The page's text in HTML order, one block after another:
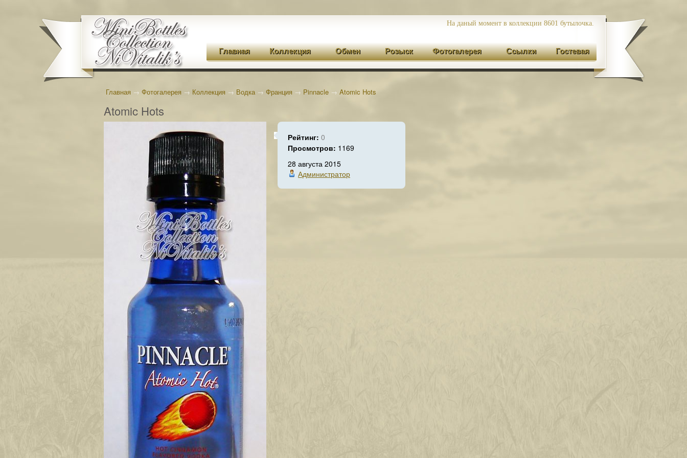
На даный момент в коллекции 8601 бутылочка.
Главная Коллекция Обмен Розыск Фотогалерея Ссылки Гостевая
Главная → Фотогалерея → Коллекция → Водка→ Франция → Pinnacle → Atomic Hots
Atomic Hots
Рейтинг: 0
Просмотров: 1169
28 августа 2015
Администратор